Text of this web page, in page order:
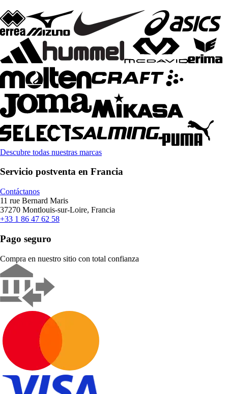
Descubre todas nuestras marcas
Servicio postventa en Francia
Contáctanos
11 rue Bernard Maris
37270 Montlouis-sur-Loire, Francia
+33 1 86 47 62 58
Pago seguro
Compra en nuestro sitio con total confianza